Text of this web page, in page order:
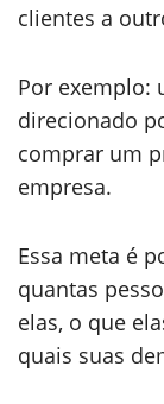
clientes a
Por exemplo:
direcionado
comprar um
empresa.
Essa meta é
quantas
elas, o que
quais suas